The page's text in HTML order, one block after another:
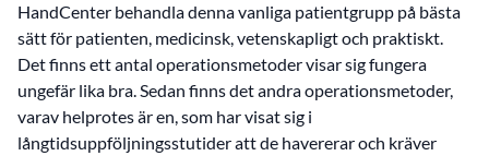
HandCenter behandla denna vanliga patientgrupp på bästa
sätt för patienten, medicinsk, vetenskapligt och praktiskt.
Det finns ett antal operationsmetoder visar sig fungera
ungefär lika bra. Sedan finns det andra operationsmetoder,
varav helprotes är en, som har visat sig i
långtidsuppföljningsstutider att de havererar och kräver